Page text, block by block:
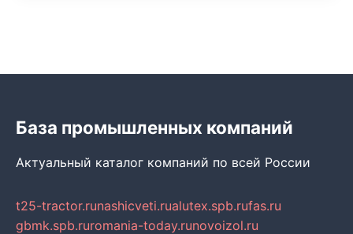
База промышленных компаний
Актуальный каталог компаний по всей России
t25-tractor.runashicveti.rualutex.spb.rufas.ru
gbmk.spb.ruromania-today.runovoizol.ru